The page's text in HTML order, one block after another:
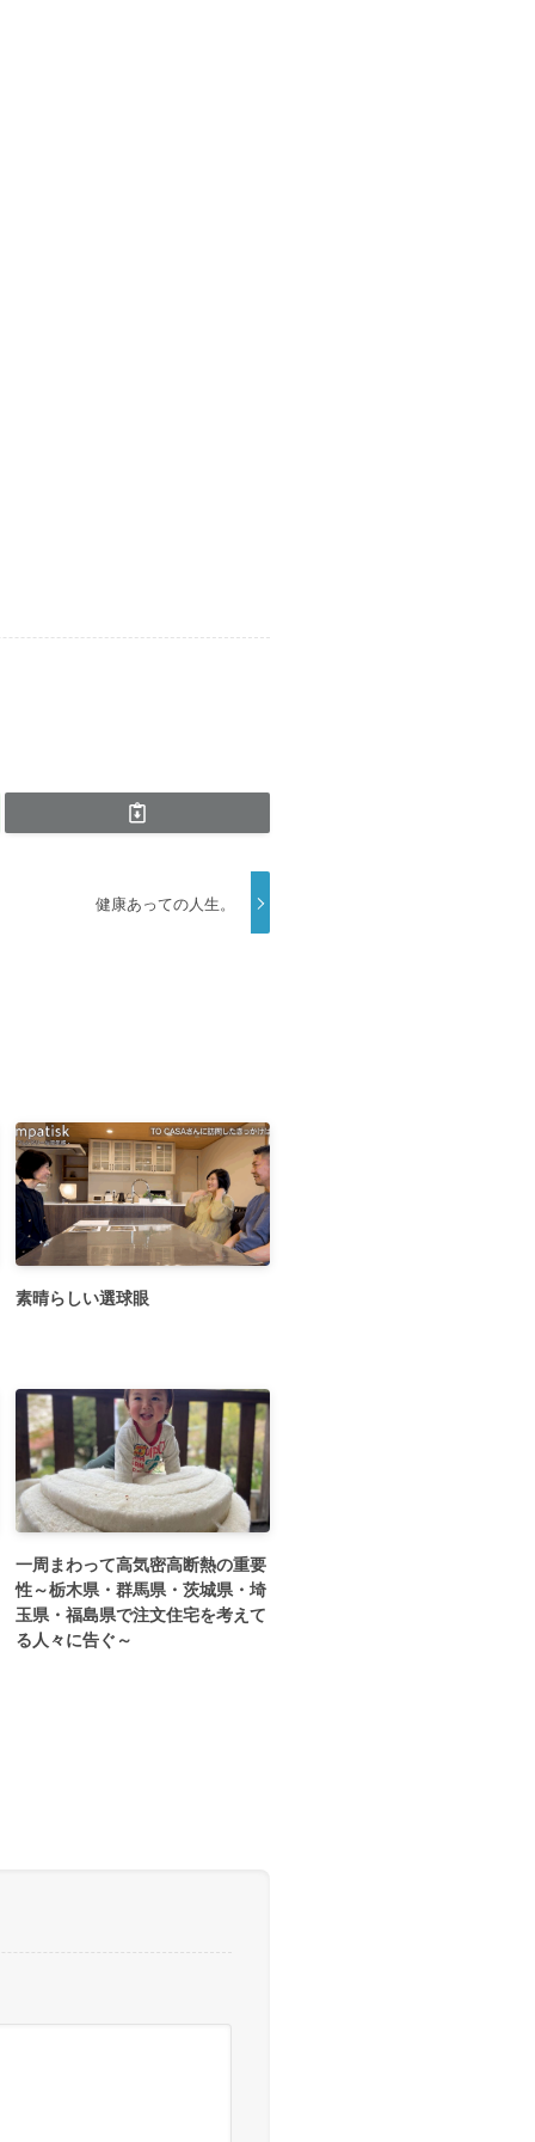
健康あっての人生。
素晴らしい選球眼
一周まわって高気密高断熱の重要
性～栃木県・群馬県・茨城県・埼
玉県・福島県で注文住宅を考えて
る人々に告ぐ～